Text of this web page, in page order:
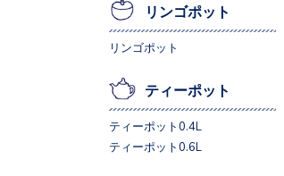
リンゴポット
リンゴポット
ティーポット
ティーポット0.4L
ティーポット0.6L